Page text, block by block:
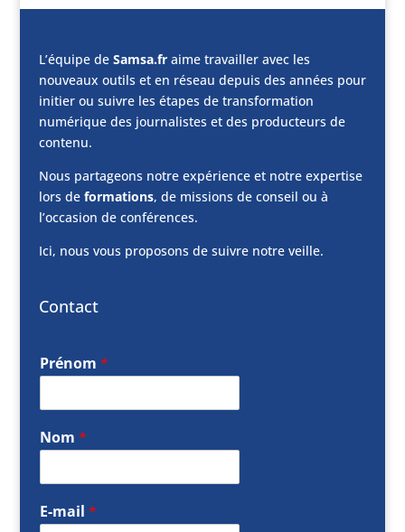
L’équipe de Samsa.fraime travailler avec les
nouveaux outils et en réseau depuis des années pour
initier ou suivre les étapes de transformation
numérique des journalistes et des producteurs de
contenu.
Nous partageons notre expérience et notre expertise
lors de formations, de missions de conseil ou à
l’occasion de conférences.
Ici, nous vous proposons de suivre notre veille.
Contact
Prénom *
Nom *
E-mail *